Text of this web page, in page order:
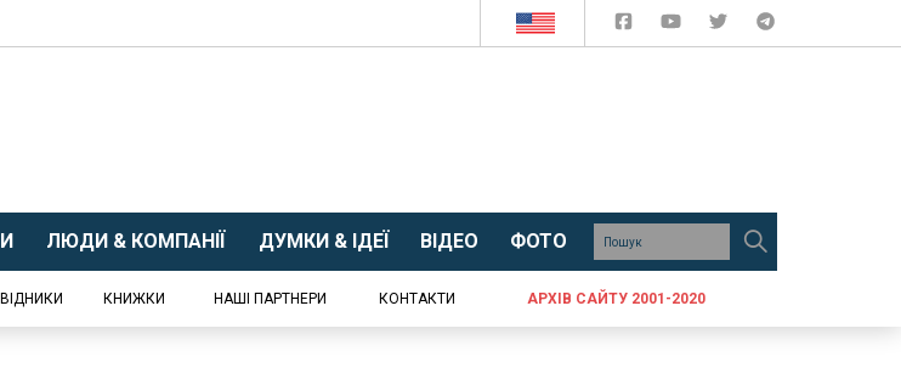
ЛЮДИ & КОМПАНІЇ ДУМКИ & ІДЕЇ ВІДЕО ФОТО
КНИЖКИ НАШІ ПАРТНЕРИ КОНТАКТИ АРХІВ САЙТУ 2001-2020